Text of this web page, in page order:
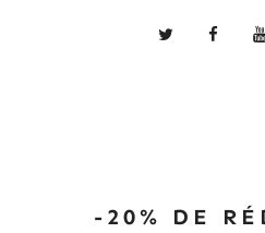
-20% DE